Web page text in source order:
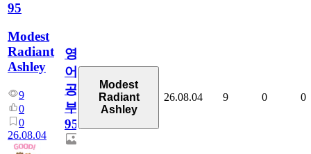
95
Modest
Radiant
Ashley
9
0
0
26.08.04
영
어
공
부
95
Modest
Radiant
Ashley
26.08.04 9 0 0